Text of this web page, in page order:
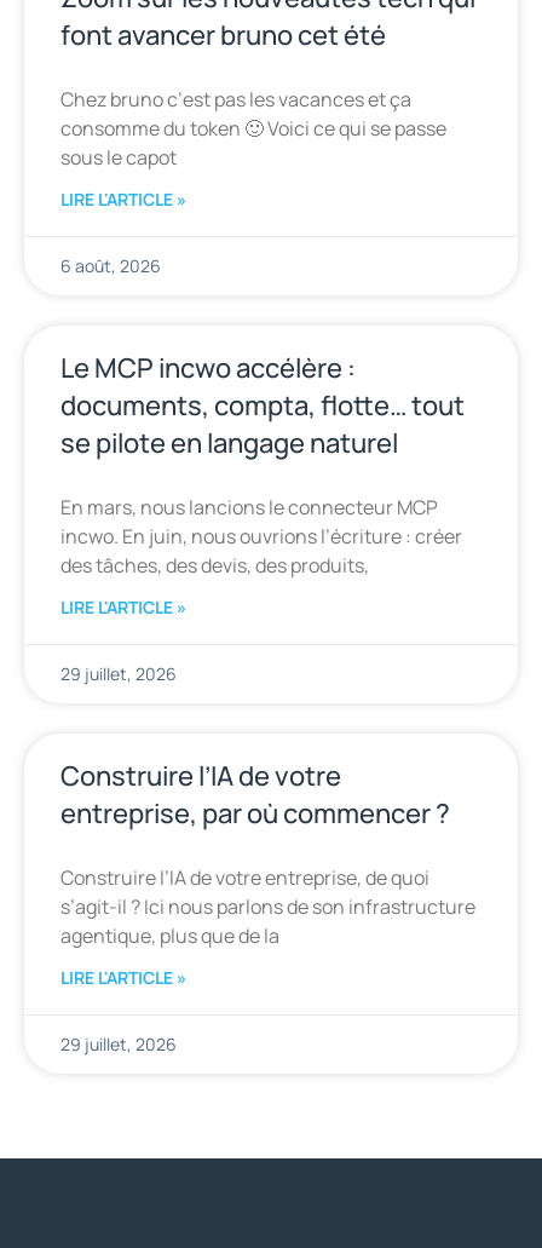
font avancer bruno cet été
Chez bruno c’est pas les vacances et ça
consomme du token 🙂 Voici ce qui se passe
sous le capot
LIRE L'ARTICLE »
6 août, 2026
Le MCP incwo accélère :
documents, compta, flotte… tout
se pilote en langage naturel
En mars, nous lancions le connecteur MCP
incwo. En juin, nous ouvrions l’écriture : créer
des tâches, des devis, des produits,
LIRE L'ARTICLE »
29 juillet, 2026
Construire l’IA de votre
entreprise, par où commencer ?
Construire l’IA de votre entreprise, de quoi
s’agit-il ? Ici nous parlons de son infrastructure
agentique, plus que de la
LIRE L'ARTICLE »
29 juillet, 2026